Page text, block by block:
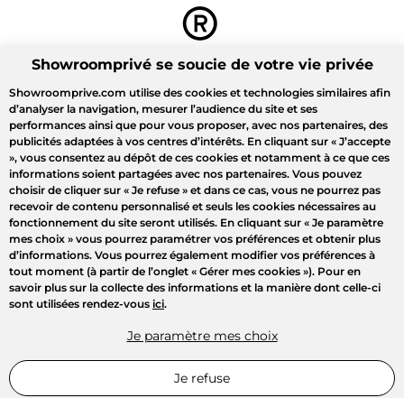
Showroomprivé se soucie de votre vie privée
Showroomprive.com utilise des cookies et technologies similaires afin
d’analyser la navigation, mesurer l’audience du site et ses
performances ainsi que pour vous proposer, avec nos partenaires, des
publicités adaptées à vos centres d’intérêts. En cliquant sur « J’accepte
», vous consentez au dépôt de ces cookies et notamment à ce que ces
informations soient partagées avec nos partenaires. Vous pouvez
choisir de cliquer sur « Je refuse » et dans ce cas, vous ne pourrez pas
recevoir de contenu personnalisé et seuls les cookies nécessaires au
fonctionnement du site seront utilisés. En cliquant sur « Je paramètre
mes choix » vous pourrez paramétrer vos préférences et obtenir plus
d’informations. Vous pourrez également modifier vos préférences à
tout moment (à partir de l’onglet « Gérer mes cookies »). Pour en
savoir plus sur la collecte des informations et la manière dont celle-ci
sont utilisées rendez-vous ici.
Je paramètre mes choix
Je refuse